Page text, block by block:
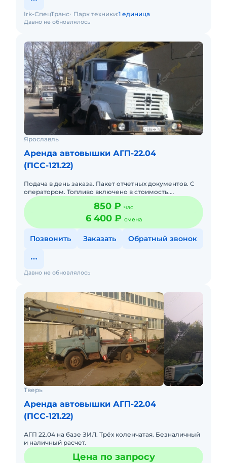
Давно не обновлялось
Irk-СпецТранс Парк техники:1 единица
Ярославль
Аренда автовышки АГП-22.04
(ПСС-121.22)
Подача в день заказа. Пакет отчетных документов. С
оператором. Топливо включено в стоимость.
Долгосрочная аренда. Краткосрочная аренда.
Бесплатная доставка на м850 ₽ час
6 400 ₽ смена
Позвонить Заказать Обратный звонок
Давно не обновлялось
Тверь
Аренда автовышки АГП-22.04
(ПСС-121.22)
АГП 22.04 на базе ЗИЛ. Трёх коленчатая. Безналичный
и наличный расчет.
Цена по запросу